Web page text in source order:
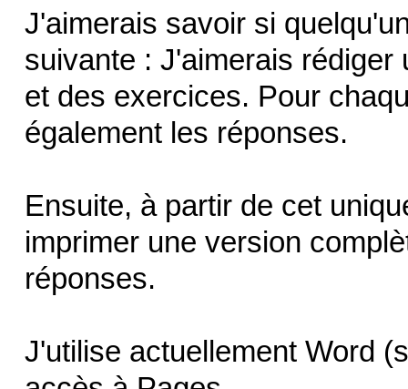
J'aimerais savoir si
suivante : J'aimerais rédiger
et des exercices. Pour
également les réponses.
Ensuite, à partir de cet
imprimer une version
réponses.
J'utilise actuellement Word